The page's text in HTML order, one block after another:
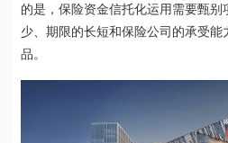
的是，保险资金信托化运用需要甄别
少、期限的长短和保险公司的承受
品。